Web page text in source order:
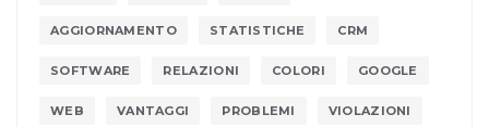
AGGIORNAMENTO STATISTICHE CRM
SOFTWARE RELAZIONI COLORI GOOGLE
WEB VANTAGGI PROBLEMI VIOLAZIONI